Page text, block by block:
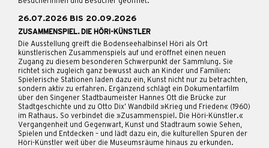
26.07.2026 BIS 20.09.2026
ZUSAMMENSPIEL. DIE HÖRI-KÜNSTLER
Die Ausstellung greift die Bodenseehalbinsel Höri als Ort
künstlerischen Zusammenspiels auf und eröffnet einen neuen
Zugang zu diesem besonderen Schwerpunkt der Sammlung. Sie
richtet sich zugleich ganz bewusst auch an Kinder und Familien:
Spielerische Stationen laden dazu ein, Kunst nicht nur zu betrachten,
sondern aktiv zu erfahren. Ergänzend schlägt ein Dokumentarfilm
über den Singener Stadtbaumeister Hannes Ott die Brücke zur
Stadtgeschichte und zu Otto Dix’ Wandbild »Krieg und Frieden« (1960)
im Rathaus. So verbindet die »Zusammenspiel. Die Höri-Künstler.«
Vergangenheit und Gegenwart, Kunst und Stadtraum sowie Sehen,
Spielen und Entdecken – und lädt dazu ein, die kulturellen Spuren der
Höri-Künstler weit über die Museumsräume hinaus zu erkunden.